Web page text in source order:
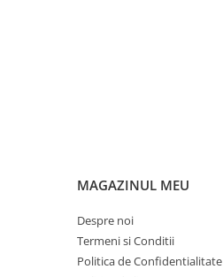
MAGAZINUL MEU
Despre noi
Termeni si Conditii
Politica de Confidentialitate